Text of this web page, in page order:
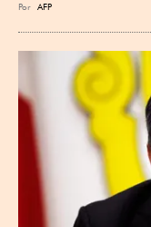
Por AFP